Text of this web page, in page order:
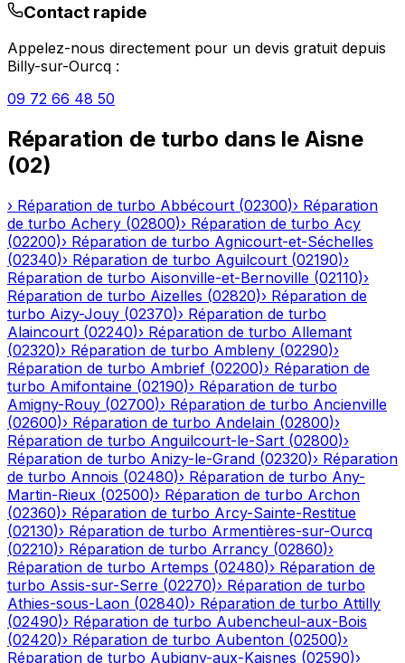
Contact rapide
Appelez-nous directement pour un devis gratuit depuis
Billy-sur-Ourcq :
09 72 66 48 50
Réparation de turbo dans le Aisne
(02)
› Réparation de turbo Abbécourt (02300)› Réparation
de turbo Achery (02800)› Réparation de turbo Acy
(02200)› Réparation de turbo Agnicourt-et-Séchelles
(02340)› Réparation de turbo Aguilcourt (02190)›
Réparation de turbo Aisonville-et-Bernoville (02110)›
Réparation de turbo Aizelles (02820)› Réparation de
turbo Aizy-Jouy (02370)› Réparation de turbo
Alaincourt (02240)› Réparation de turbo Allemant
(02320)› Réparation de turbo Ambleny (02290)›
Réparation de turbo Ambrief (02200)› Réparation de
turbo Amifontaine (02190)› Réparation de turbo
Amigny-Rouy (02700)› Réparation de turbo Ancienville
(02600)› Réparation de turbo Andelain (02800)›
Réparation de turbo Anguilcourt-le-Sart (02800)›
Réparation de turbo Anizy-le-Grand (02320)› Réparation
de turbo Annois (02480)› Réparation de turbo Any-
Martin-Rieux (02500)› Réparation de turbo Archon
(02360)› Réparation de turbo Arcy-Sainte-Restitue
(02130)› Réparation de turbo Armentières-sur-Ourcq
(02210)› Réparation de turbo Arrancy (02860)›
Réparation de turbo Artemps (02480)› Réparation de
turbo Assis-sur-Serre (02270)› Réparation de turbo
Athies-sous-Laon (02840)› Réparation de turbo Attilly
(02490)› Réparation de turbo Aubencheul-aux-Bois
(02420)› Réparation de turbo Aubenton (02500)›
Réparation de turbo Aubigny-aux-Kaisnes (02590)›